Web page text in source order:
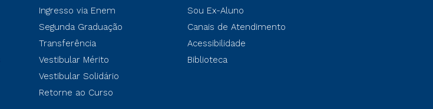
Ingresso via Enem
Segunda Graduação
Transferência
Vestibular Mérito
Vestibular Solidário
Retorne ao Curso
Sou Ex-Aluno
Canais de Atendimento
Acessibilidade
Biblioteca